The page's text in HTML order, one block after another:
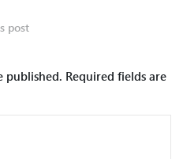
post
published. Required fields are